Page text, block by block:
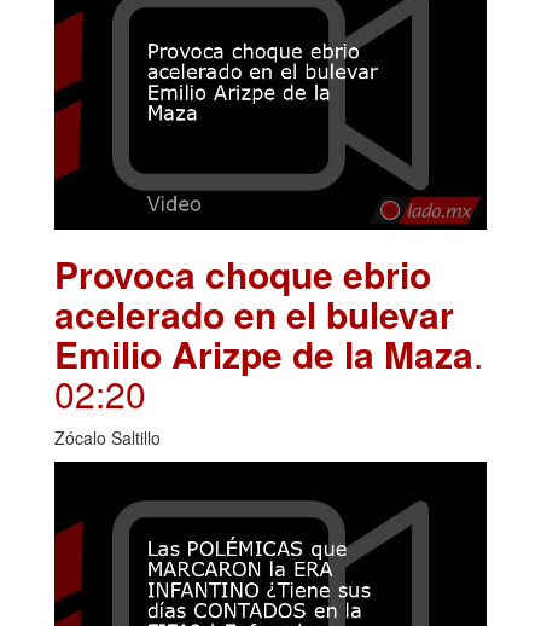
Provoca choque ebrio
acelerado en el bulevar
Emilio Arizpe de la Maza.
02:20
Zócalo Saltillo